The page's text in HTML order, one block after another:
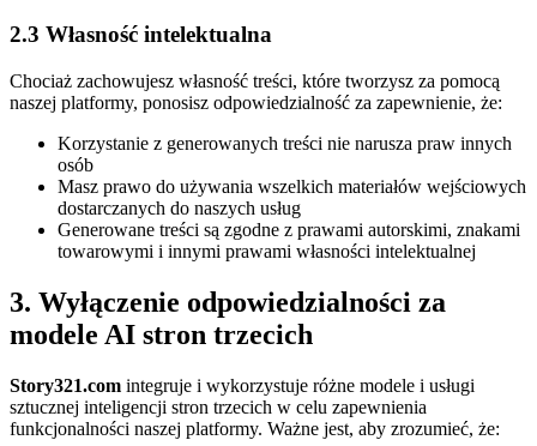
2.3 Własność intelektualna
Chociaż zachowujesz własność treści, które tworzysz za pomocą
naszej platformy, ponosisz odpowiedzialność za zapewnienie, że:
Korzystanie z generowanych treści nie narusza praw innych
osób
Masz prawo do używania wszelkich materiałów wejściowych
dostarczanych do naszych usług
Generowane treści są zgodne z prawami autorskimi, znakami
towarowymi i innymi prawami własności intelektualnej
3. Wyłączenie odpowiedzialności za
modele AI stron trzecich
Story321.com integruje i wykorzystuje różne modele i usługi
sztucznej inteligencji stron trzecich w celu zapewnienia
funkcjonalności naszej platformy. Ważne jest, aby zrozumieć, że: